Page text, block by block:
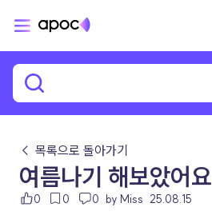
← 목록으로 돌아가기
여름나기 해보았어요
0 0 0 by Miss 25.08.15